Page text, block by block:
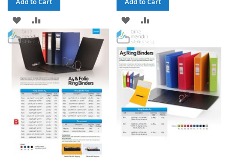
ADD
TO
WISH
LIST
TO
COMPARE
ADD
TO
WISH
LIST
COMPARE